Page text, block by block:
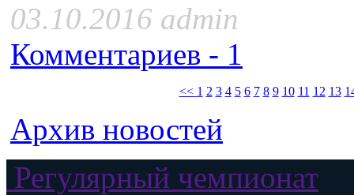
03.10.2016 admin
Комментариев - 1
<< 1 2 3 4 5 6 7 8 9 10 11 12 13
Архив новостей
Регулярный чемпионат